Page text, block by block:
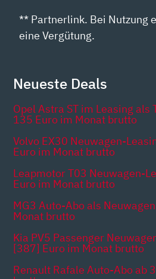
** Partnerlink. Bei Nutzung
eine Vergütung.
Neueste Deals
Opel Astra ST im Leasing als
135 Euro im Monat brutto
Volvo EX30 Neuwagen-
Euro im Monat brutto
Leapmotor T03 Neuwagen-
Euro im Monat brutto
MG3 Auto-Abo als
Monat brutto
Kia PV5 Passenger
[387] Euro im Monat brutto
Renault Rafale Auto-Abo ab